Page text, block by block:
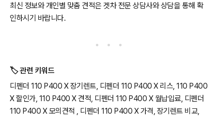
최신 정보와 개인별 맞춤 견적은 겟차 전문 상담사와 상담을 통해 확
인하시기 바랍니다.
🏷️ 관련 키워드
디펜더 110 P400 X 장기렌트, 디펜더 110 P400 X 리스, 110 P400
X 할인가, 110 P400 X 견적, 디펜더 110 P400 X 월납입료, 디펜더
110 P400 X 모의견적 , 디펜더 110 P400 X 가격, 장기렌트 비교,